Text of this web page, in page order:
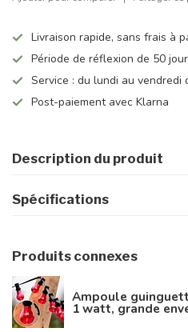
Livraison rapide, sans frais à
Période de réflexion de 50
Service : du lundi au vendredi
Post-paiement avec Klarna
Description du produit
Spécifications
Produits connexes
Ampoule
1 watt, grande